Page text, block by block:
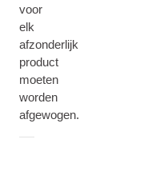
voor
elk
afzonderlijk
product
moeten
worden
afgewogen.